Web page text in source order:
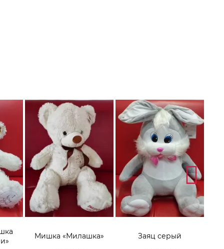
Мишка «Милашка» Заяц серый